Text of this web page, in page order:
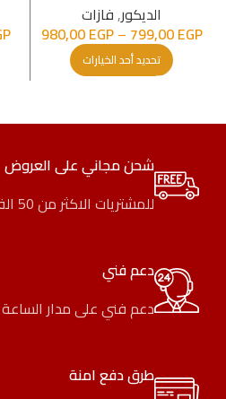
الدیكور,فازات
799,00EGP
–
980,00EGP
تحديد أحد الخيارات
شحن مجاني على العروض
للمشتريات الاكثر من 50 الف جنيه
دعم فني
دعم فني على مدار الساعة
طرق دفع امنة